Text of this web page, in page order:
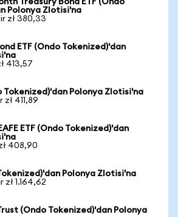
Treasury Bond ETF (Ondo
Polonya Zlotisi'na
zł 380,33
ETF (Ondo Tokenized)'dan
413,57
Tokenized)'dan Polonya Zlotisi'na
zł 411,89
ETF (Ondo Tokenized)'dan
408,90
Polonya Zlotisi'na
zł 1.164,62
(Ondo Tokenized)'dan Polonya